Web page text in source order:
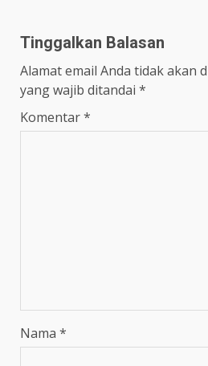
Tinggalkan Balasan
Alamat email Anda tidak akan
yang wajib ditandai *
Komentar*
Nama *